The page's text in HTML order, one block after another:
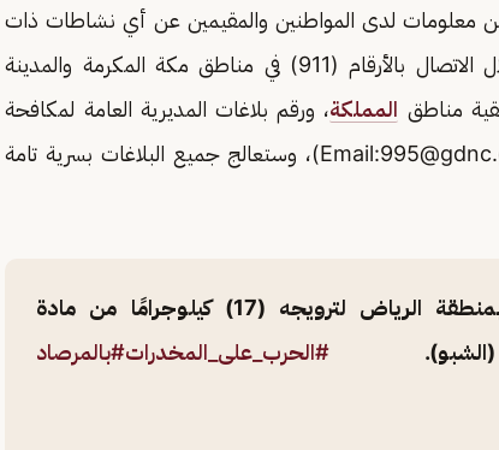
من معلومات لدى المواطنين والمقيمين عن أي نشاطات ذات
صلة بتهريب أو ترويج المخدرات، وذلك من خلال الاتصال بالأرقام (911) في مناطق مكة المكرمة والمدينة
المملكة، ورقم بلاغات المديرية العامة لمكافحة
)، وستعالج جميع البلاغات بسرية تامة
تقبض على مقيم بمنطقة الرياض لترويجه (17) كيلوجرامًا من مادة
(الشبو). #الحرب_على_المخدرات#بالمرصاد